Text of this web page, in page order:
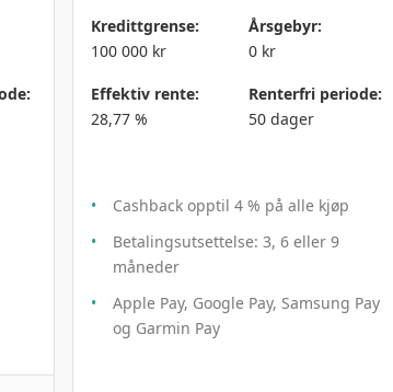
Kredittgrense:
100 000 kr
Årsgebyr:
0 kr
Effektiv rente:
28,77 %
Renterfri periode:
50 dager
Cashback opptil 4 % på alle kjøp
Betalingsutsettelse: 3, 6 eller 9
måneder
Apple Pay, Google Pay, Samsung Pay
og Garmin Pay